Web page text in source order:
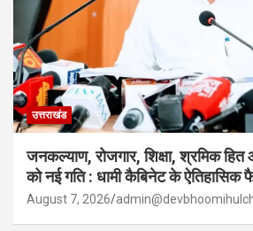
उत्तराखंड
जनकल्याण, रोजगार, शिक्षा, श्रमिक
को नई गति : धामी कैबिनेट के
August 7, 2026